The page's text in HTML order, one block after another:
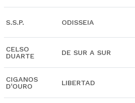
S.S.P. ODISSEIA
CELSO
DUARTE
DE SUR A SUR
CIGANOS
D'OURO
LIBERTAD